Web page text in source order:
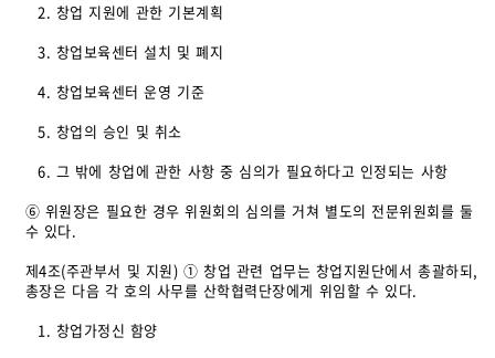
2. 창업 지원에 관한 기본계획
3. 창업보육센터 설치 및 폐지
4. 창업보육센터 운영 기준
5. 창업의 승인 및 취소
6. 그 밖에 창업에 관한 사항 중 심의가 필요하다고 인정되는 사항
⑥ 위원장은 필요한 경우 위원회의 심의를 거쳐 별도의 전문위원회를 둘
수 있다.
제4조(주관부서 및 지원) ① 창업 관련 업무는 창업지원단에서 총괄하되,
총장은 다음 각 호의 사무를 산학협력단장에게 위임할 수 있다.
1. 창업가정신 함양